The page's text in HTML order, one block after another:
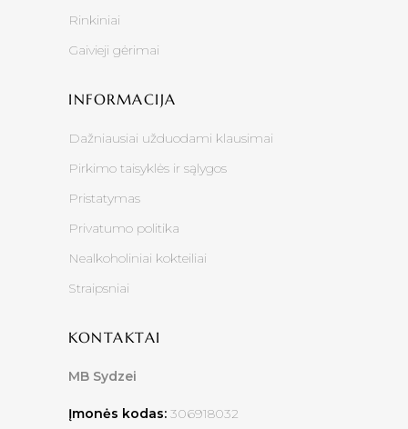
Rinkiniai
Gaivieji gėrimai
INFORMACIJA
Dažniausiai užduodami klausimai
Pirkimo taisyklės ir sąlygos
Pristatymas
Privatumo politika
Nealkoholiniai kokteiliai
Straipsniai
KONTAKTAI
MB Sydzei
Įmonės kodas: 306918032